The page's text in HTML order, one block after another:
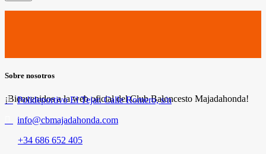
Sobre nosotros
¡Bienvenidos a la web oficial del Club Baloncesto Majadahonda!
Polideportivo El Tejar. Calle Romero, s/n
info@cbmajadahonda.com
+34 686 652 405